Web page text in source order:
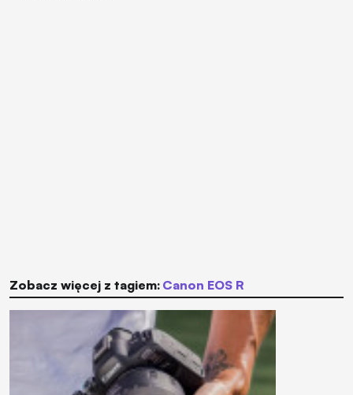
Zobacz więcej z tagiem: Canon EOS R